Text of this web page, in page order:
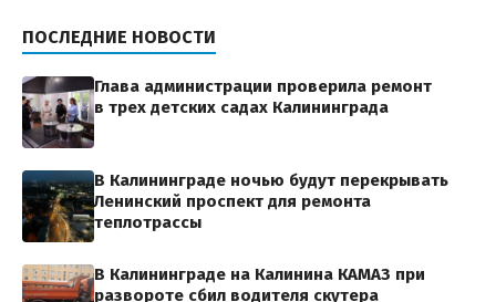
ПОСЛЕДНИЕ НОВОСТИ
Глава администрации проверила ремонт
в трех детских садах Калининграда
В Калининграде ночью будут перекрывать
Ленинский проспект для ремонта
теплотрассы
В Калининграде на Калинина КАМАЗ при
развороте сбил водителя скутера